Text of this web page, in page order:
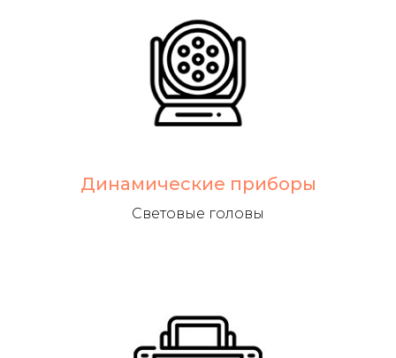
Динамические приборы
Световые головы